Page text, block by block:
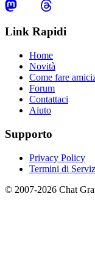
Link Rapidi
Home
Novità
Come fare
Forum
Contattaci
Aiuto
Supporto
Privacy Policy
Termini di
© 2007-2026 Chat